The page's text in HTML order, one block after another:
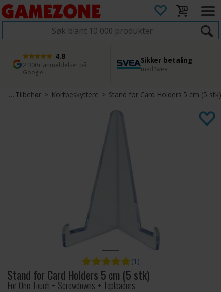
4.8
2 300+ anmeldelser på
Google
Sikker betaling
med Svea
1 dags levering
Bestill innen kl. 12
45 dager returfrist
Enkel retur
>Tilbehør> Kortbeskyttere>Stand for Card Holders 5 cm (5 stk)
(1)
Stand for Card Holders 5 cm (5 stk)
For One Touch + Screwdowns + Toploaders